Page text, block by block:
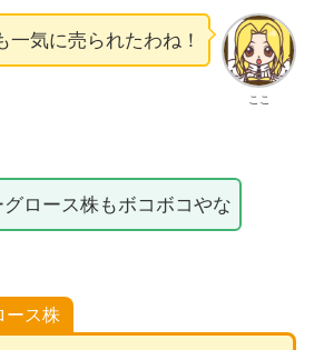
ここ
一気に売られたわね！
ロース株もボコボコやな
ース株